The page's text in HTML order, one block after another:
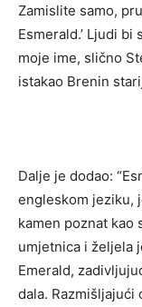
Zamislite samo,
Esmerald.’ Ljudi
moje ime, slično
istakao Brenin
Dalje je dodao:
engleskom jeziku,
kamen poznat kao
umjetnica i željela
Emerald,
dala. Razmišljajući